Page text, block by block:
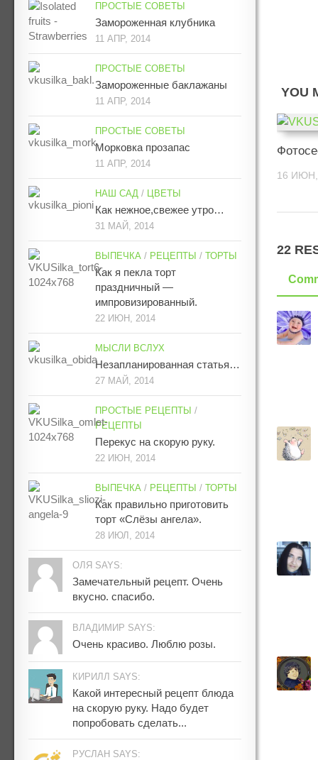
YOU
16 ИЮН,
22
ПРОСТЫЕ СОВЕТЫ
Замороженная клубника
11 АПР, 2014
ПРОСТЫЕ СОВЕТЫ
Замороженные баклажаны
11 АПР, 2014
ПРОСТЫЕ СОВЕТЫ
Морковка прозапас
11 АПР, 2014
НАШ САД / ЦВЕТЫ
Как нежное,свежее утро…
31 МАЙ, 2014
ВЫПЕЧКА / РЕЦЕПТЫ / ТОРТЫ
Как я пекла торт
праздничный —
импровизированный.
22 ИЮН, 2014
МЫСЛИ ВСЛУХ
Незапланированная статья…
27 МАЙ, 2014
ПРОСТЫЕ РЕЦЕПТЫ /
РЕЦЕПТЫ
Перекус на скорую руку.
22 ИЮН, 2014
ВЫПЕЧКА / РЕЦЕПТЫ / ТОРТЫ
Как правильно приготовить
торт «Слёзы ангела».
28 ИЮЛ, 2014
ОЛЯ SAYS:
Замечательный рецепт. Очень
вкусно. спасибо.
ВЛАДИМИР SAYS:
Очень красиво. Люблю розы.
КИРИЛЛ SAYS:
Какой интересный рецепт блюда
на скорую руку. Надо будет
попробовать сделать...
РУСЛАН SAYS: